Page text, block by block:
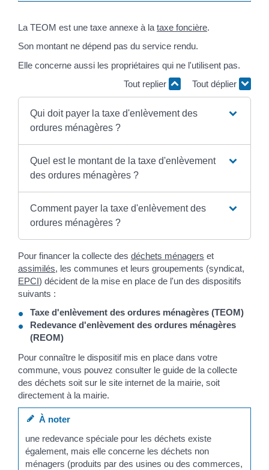
La TEOM est une taxe annexe à la taxe foncière.
Son montant ne dépend pas du service rendu.
Elle concerne aussi les propriétaires qui ne l'utilisent pas.
Tout replier
Tout déplier
Qui doit payer la taxe d'enlèvement des
ordures ménagères ?
Quel est le montant de la taxe d'enlèvement
des ordures ménagères ?
Comment payer la taxe d'enlèvement des
ordures ménagères ?
Pour financer la collecte des déchets ménagers et
assimilés, les communes et leurs groupements (syndicat,
EPCI) décident de la mise en place de l'un des dispositifs
suivants :
Taxe d'enlèvement des ordures ménagères (TEOM)
Redevance d'enlèvement des ordures ménagères
(REOM)
Pour connaître le dispositif mis en place dans votre
commune, vous pouvez consulter le guide de la collecte
des déchets soit sur le site internet de la mairie, soit
directement à la mairie.
À noter
une redevance spéciale pour les déchets existe
également, mais elle concerne les déchets non
ménagers (produits par des usines ou des commerces,